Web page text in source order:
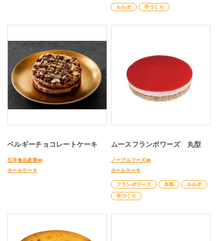
ルルポ 手づくり
ベルギーチョコレートケーキ
五洋食品産業㈱
ホールケーキ
ムースフランボワーズ 丸型
ノーブルフーズ㈱
ホールケーキ
フランボワーズ 木苺
ルルポ
手づくり